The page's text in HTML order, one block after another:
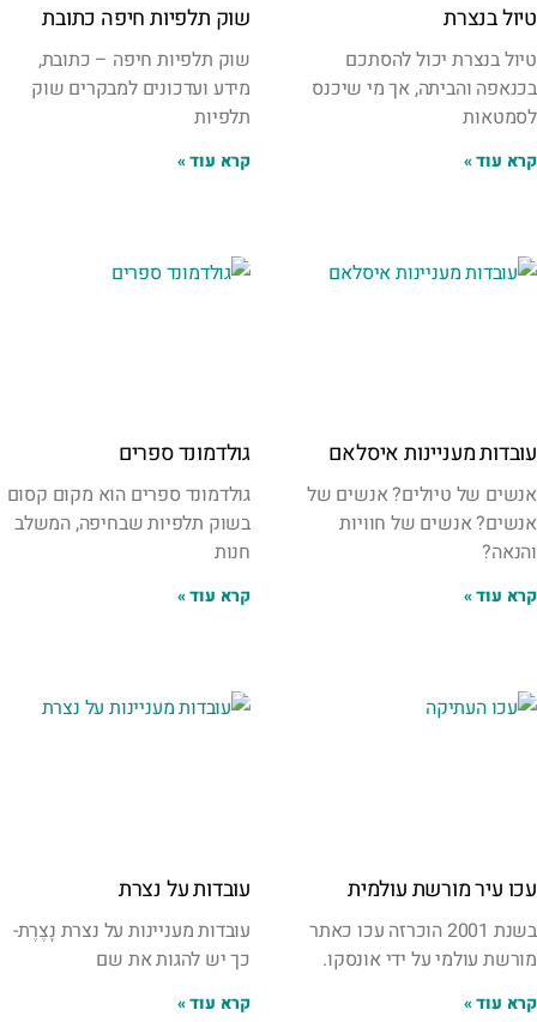
טיול בנצרת
טיול בנצרת יכול להסתכם
בכנאפה והביתה, אך מי שיכנס
לסמטאות
קרא עוד »
שוק תלפיות חיפה כתובת
שוק תלפיות חיפה – כתובת,
מידע ועדכונים למבקרים שוק
תלפיות
קרא עוד »
עובדות מעניינות איסלאם
אנשים של טיולים? אנשים של
אנשים? אנשים של חוויות
והנאה?
קרא עוד »
גולדמונד ספרים
גולדמונד ספרים הוא מקום קסום
בשוק תלפיות שבחיפה, המשלב
חנות
קרא עוד »
עכו עיר מורשת עולמית
בשנת 2001 הוכרזה עכו כאתר
מורשת עולמי על ידי אונסקו.
קרא עוד »
עובדות על נצרת
עובדות מעניינות על נצרת נָצֶרֶת-
כך יש להגות את שם
קרא עוד »